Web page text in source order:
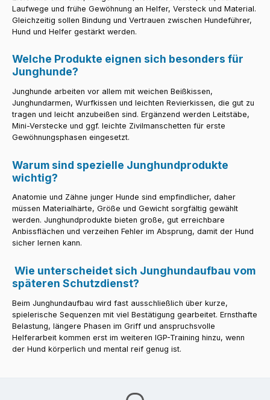
Laufwege und frühe Gewöhnung an Helfer, Versteck und Material.
Gleichzeitig sollen Bindung und Vertrauen zwischen Hundeführer,
Hund und Helfer gestärkt werden.
Welche Produkte eignen sich besonders für
Junghunde?
Junghunde arbeiten vor allem mit weichen Beißkissen,
Junghundarmen, Wurfkissen und leichten Revierkissen, die gut zu
tragen und leicht anzubeißen sind. Ergänzend werden Leitstäbe,
Mini-Verstecke und ggf. leichte Zivilmanschetten für erste
Gewöhnungsphasen eingesetzt.
Warum sind spezielle Junghundprodukte
wichtig?
Anatomie und Zähne junger Hunde sind empfindlicher, daher
müssen Materialhärte, Größe und Gewicht sorgfältig gewählt
werden. Junghundprodukte bieten große, gut erreichbare
Anbissflächen und verzeihen Fehler im Absprung, damit der Hund
sicher lernen kann.
Wie unterscheidet sich Junghundaufbau vom
späteren Schutzdienst?
Beim Junghundaufbau wird fast ausschließlich über kurze,
spielerische Sequenzen mit viel Bestätigung gearbeitet. Ernsthafte
Belastung, längere Phasen im Griff und anspruchsvolle
Helferarbeit kommen erst im weiteren IGP-Training hinzu, wenn
der Hund körperlich und mental reif genug ist.